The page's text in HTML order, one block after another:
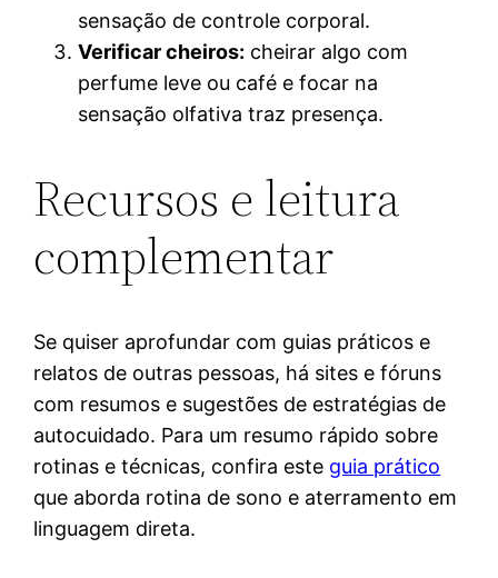
sensação de controle corporal.
Verificar cheiros: cheirar algo com
perfume leve ou café e focar na
sensação olfativa traz presença.
Recursos e leitura
complementar
Se quiser aprofundar com guias práticos e
relatos de outras pessoas, há sites e fóruns
com resumos e sugestões de estratégias de
autocuidado. Para um resumo rápido sobre
rotinas e técnicas, confira este guia prático
que aborda rotina de sono e aterramento em
linguagem direta.